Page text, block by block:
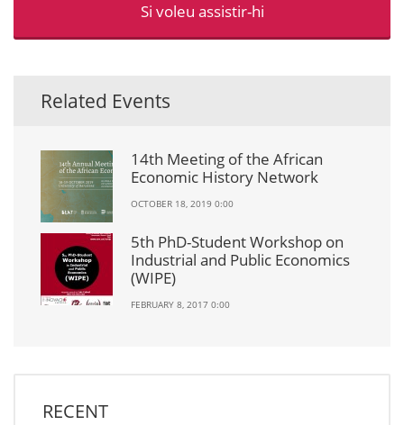
Si voleu assistir-hi
Related Events
14th Meeting of the African
Economic History Network
OCTOBER 18, 2019 0:00
5th PhD-Student Workshop on
Industrial and Public Economics
(WIPE)
FEBRUARY 8, 2017 0:00
RECENT